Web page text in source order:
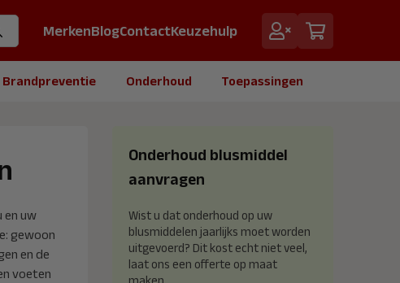
MerkenBlogContactKeuzehulp
Brandpreventie Onderhoud Toepassingen
en uw
gewoon
en de
voeten
Onderhoud blusmiddel
aanvragen
Wist u dat onderhoud op uw
blusmiddelen jaarlijks moet worden
uitgevoerd? Dit kost echt niet veel,
laat ons een offerte op maat
maken.